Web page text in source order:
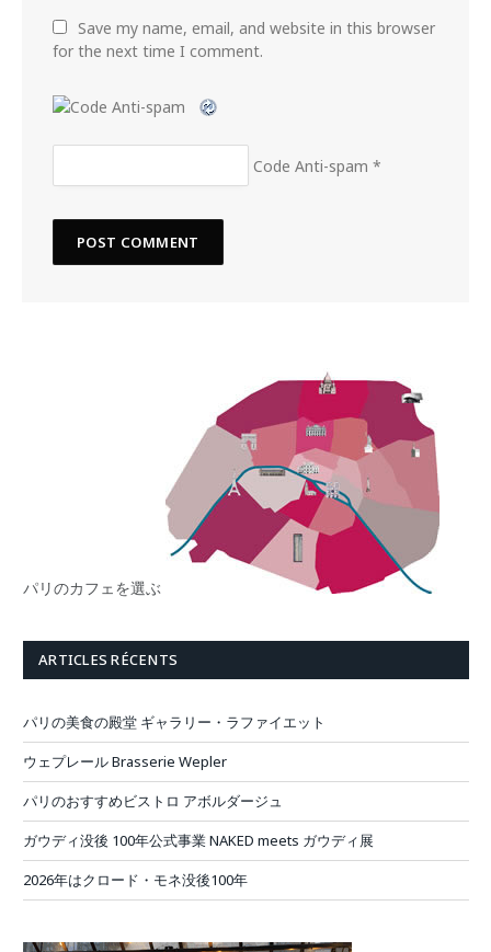
Save my name, email, and website in this browser
for the next time I comment.
Code Anti-spam *
パリのカフェを選ぶ
ARTICLES RÉCENTS
パリの美食の殿堂 ギャラリー・ラファイエット
ウェプレール Brasserie Wepler
パリのおすすめビストロ アボルダージュ
ガウディ没後 100年公式事業 NAKED meets ガウディ展
2026年はクロード・モネ没後100年